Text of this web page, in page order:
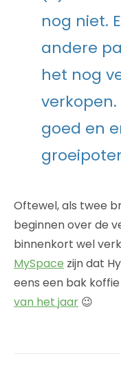
nog niet.
andere
het nog
goed en
Oftewel, als twee
beginnen over de
binnenkort wel
MySpace zijn dat
eens een bak
van het jaar 😉